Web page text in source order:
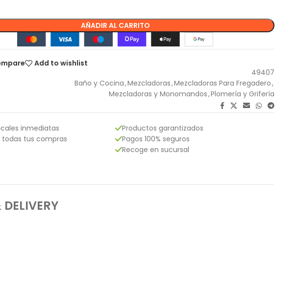
AÑADIR AL CARRITO
Add to wishlist
49407
Baño y Cocina,Mezcladoras,Mezcladoras Para Fregadero,
Mezcladoras y Monomandos,Plomería y Grifería
inmediatas
todas tus compras
Productos garantizados
Pagos 100% seguros
Recoge en sucursal